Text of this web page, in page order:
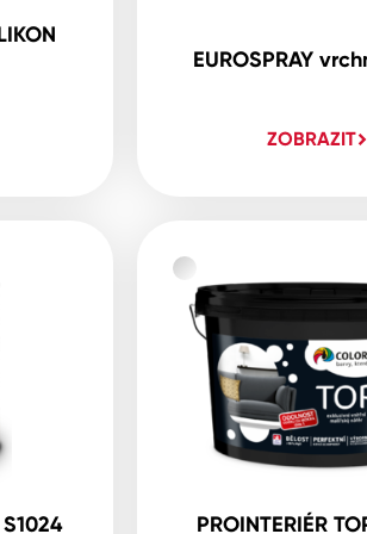
EUROSPRAY
ZOBRAZIT
PROINTERIÉR